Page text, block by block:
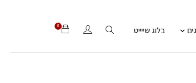
בלוג שייייט 0